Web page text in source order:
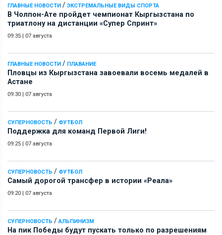
ГЛАВНЫЕ НОВОСТИ / ЭКСТРЕМАЛЬНЫЕ ВИДЫ СПОРТА
В Чолпон-Ате пройдет чемпионат Кыргызстана по
триатлону на дистанции «Супер Спринт»
09:35 | 07 августа
ГЛАВНЫЕ НОВОСТИ / ПЛАВАНИЕ
Пловцы из Кыргызстана завоевали восемь медалей в
Астане
09:30 | 07 августа
СУПЕРНОВОСТЬ / ФУТБОЛ
Поддержка для команд Первой Лиги!
09:25 | 07 августа
СУПЕРНОВОСТЬ / ФУТБОЛ
Самый дорогой трансфер в истории «Реала»
09:20 | 07 августа
СУПЕРНОВОСТЬ / АЛЬПИНИЗМ
На пик Победы будут пускать только по разрешениям